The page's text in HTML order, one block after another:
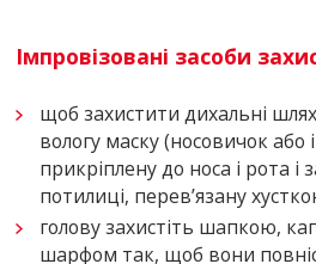
Імпровізовані засоби
щоб захистити дихальні
вологу маску (носовичок або
прикріплену до носа і рота і
потилиці, перев’язану
голову захистіть шапкою,
шарфом так, щоб вони